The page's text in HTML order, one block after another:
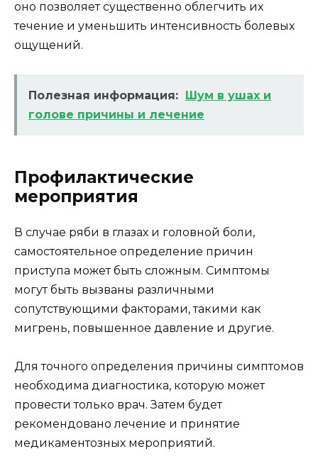
оно позволяет существенно облегчить их
течение и уменьшить интенсивность болевых
ощущений.
Полезная информация: Шум в ушах и
голове причины и лечение
Профилактические
мероприятия
В случае ряби в глазах и головной боли,
самостоятельное определение причин
приступа может быть сложным. Симптомы
могут быть вызваны различными
сопутствующими факторами, такими как
мигрень, повышенное давление и другие.
Для точного определения причины симптомов
необходима диагностика, которую может
провести только врач. Затем будет
рекомендовано лечение и принятие
медикаментозных мероприятий.